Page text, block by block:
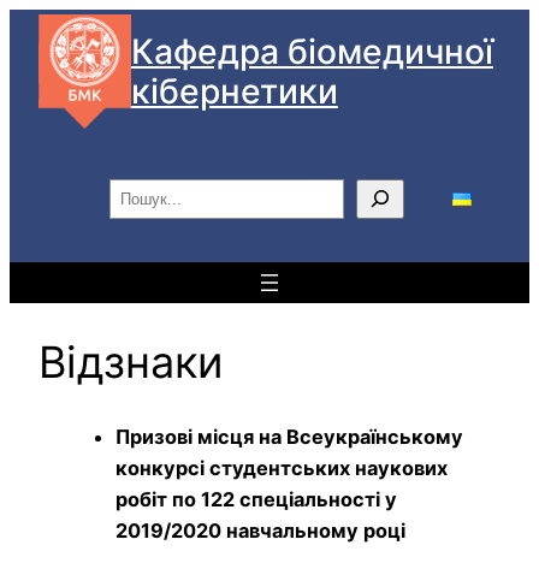
Перейти
вмісту
Кафедра біомедичної
кібернетики
П
о
Відзнаки
Призові місця на Всеукраїнському
конкурсі студентських наукових
робіт по 122 спеціальності у
2019/2020 навчальному році